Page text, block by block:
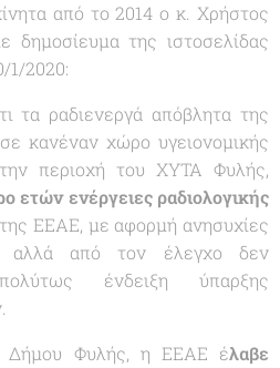
από το 2014 ο κ. Χρήστος
δημοσίευμα της ιστοσελίδας
1/2020:
τα ραδιενεργά απόβλητα της
κανέναν χώρο υγειονομικής
περιοχή του ΧΥΤΑ Φυλής,
ετών ενέργειες ραδιολογικής
ΕΕΑΕ, με αφορμή ανησυχίες
αλλά από τον έλεγχο δεν
ένδειξη ύπαρξης
Δήμου Φυλής, η ΕΕΑΕ έλαβε